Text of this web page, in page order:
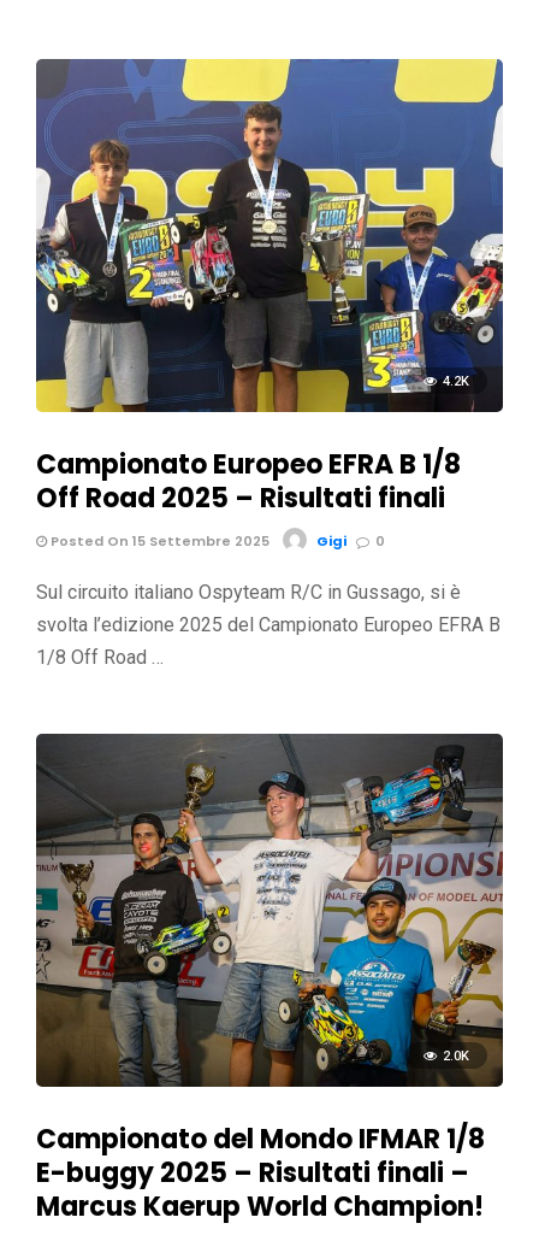
4.2K
Campionato Europeo EFRA B 1/8
Off Road 2025 – Risultati finali
Posted On 15 Settembre 2025 Gigi 0
Sul circuito italiano Ospyteam R/C in Gussago, si è
svolta l’edizione 2025 del Campionato Europeo EFRA B
1/8 Off Road …
2.0K
Campionato del Mondo IFMAR 1/8
E-buggy 2025 – Risultati finali –
Marcus Kaerup World Champion!